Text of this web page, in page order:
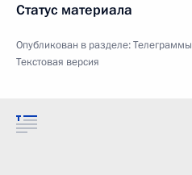
Статус материала
Опубликован в разделе:Телеграммы
Текстовая версия